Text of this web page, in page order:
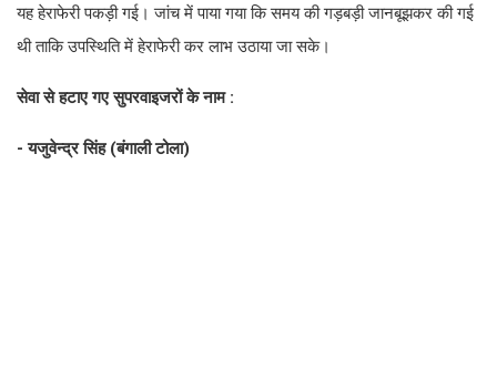
यह हेराफेरी पकड़ी गई। जांच में पाया गया कि समय की गड़बड़ी जानबूझकर की गई
थी ताकि उपस्थिति में हेराफेरी कर लाभ उठाया जा सके।
सेवा से हटाए गए सुपरवाइजरों के नाम :
- यजुवेन्द्र सिंह (बंगाली टोला)